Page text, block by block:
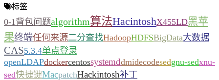
标签
0-1背包问题algorithm算法HacintoshX455LD黑苹
果终端任何来源二分查找HadoopHDFSBigData大数据
CAS5.3.4单点登录
openLDAPdockercentossystemddmidecodesedgnu-sedxnu-
sed快捷键MacpatchHackintosh补丁